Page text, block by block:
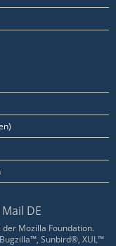
DE
Mozilla Foundation.
Sunbird®, XUL™